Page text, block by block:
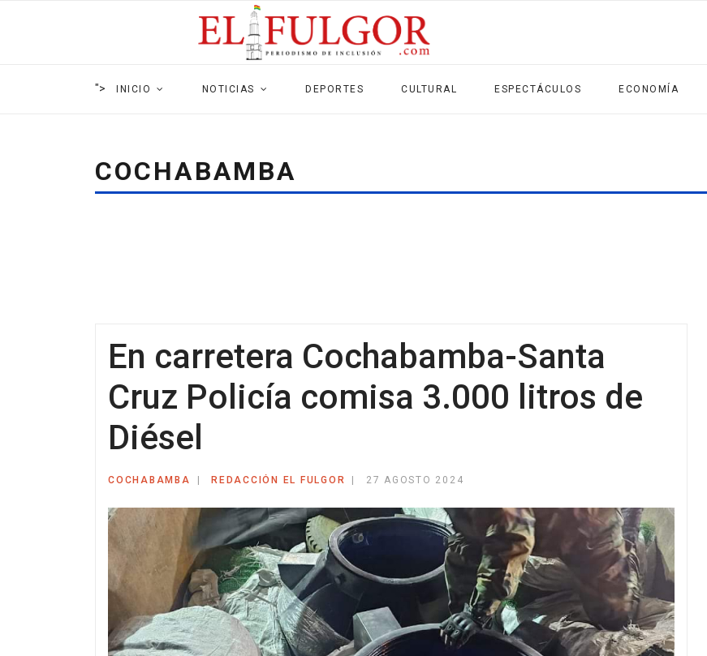
"> INICIO NOTICIAS DEPORTES CULTURAL ESPECTÁCULOS ECONOMÍA
COCHABAMBA
En carretera Cochabamba-Santa
Cruz Policía comisa 3.000 litros de
Diésel
COCHABAMBA REDACCIÓN EL FULGOR 27 AGOSTO 2024